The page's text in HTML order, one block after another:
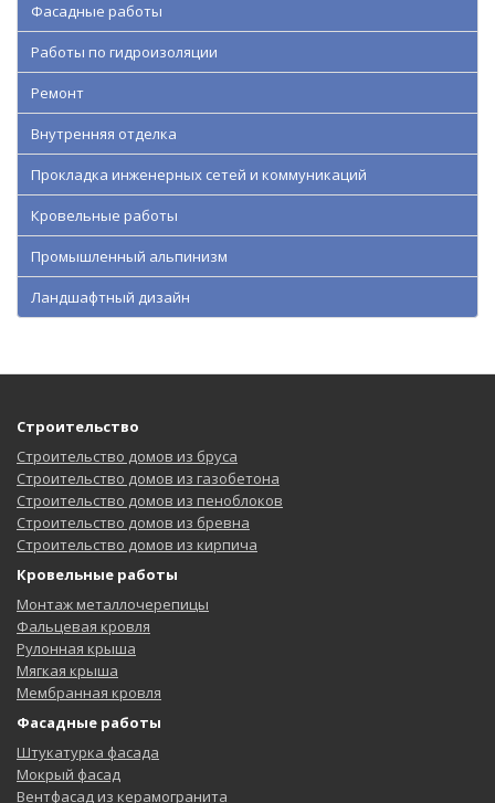
Фасадные работы
Работы по гидроизоляции
Ремонт
Внутренняя отделка
Прокладка инженерных сетей и коммуникаций
Кровельные работы
Промышленный альпинизм
Ландшафтный дизайн
Строительство
Строительство домов из бруса
Строительство домов из газобетона
Строительство домов из пеноблоков
Строительство домов из бревна
Строительство домов из кирпича
Кровельные работы
Монтаж металлочерепицы
Фальцевая кровля
Рулонная крыша
Мягкая крыша
Мембранная кровля
Фасадные работы
Штукатурка фасада
Мокрый фасад
Вентфасад из керамогранита